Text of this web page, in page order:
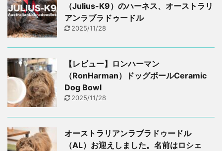
（Julius-K9）のハーネス、オーストラリ
アンラブラドゥードル
2025/11/28
【レビュー】ロンハーマン
（RonHarman）ドッグボールCeramic
Dog Bowl
2025/11/28
オーストラリアンラブラドゥードル
（AL）お迎えしました。名前はロシェ